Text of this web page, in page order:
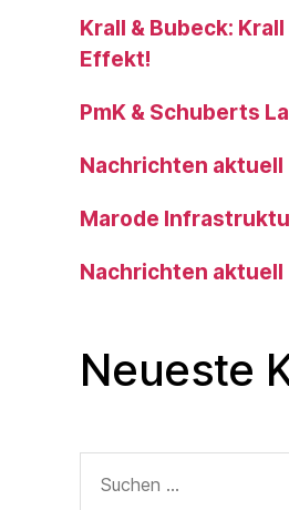
Krall & Bubeck:
Effekt!
PmK & Schuberts
Nachrichten aktuell
Marode
Nachrichten aktuell
Neueste
nach: